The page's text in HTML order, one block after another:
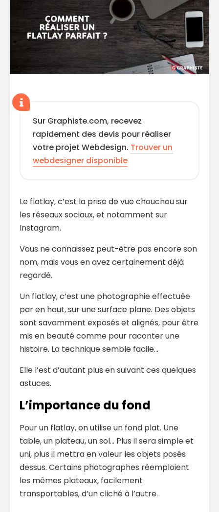
Sur Graphiste.com, recevez
rapidement des devis pour réaliser
votre projet Webdesign. Trouver un
webdesigner disponible
Le flatlay, c’est la prise de vue chouchou sur
les réseaux sociaux, et notamment sur
Instagram.
Vous ne connaissez peut-être pas encore son
nom, mais vous en avez certainement déjà
regardé.
Un flatlay, c’est une photographie effectuée
par en haut, sur une surface plane. Des objets
sont savamment exposés et alignés, pour être
mis en beauté comme pour raconter une
histoire. La technique semble facile…
Elle l’est d’autant plus en suivant ces quelques
astuces.
L’importance du fond
Pour un flatlay, on utilise un fond plat. Une
table, un plateau, un sol… Plus il sera simple et
uni, plus il mettra en valeur les objets posés
dessus. Certains photographes réemploient
les mêmes plateaux, facilement
transportables, d’un cliché à l’autre.